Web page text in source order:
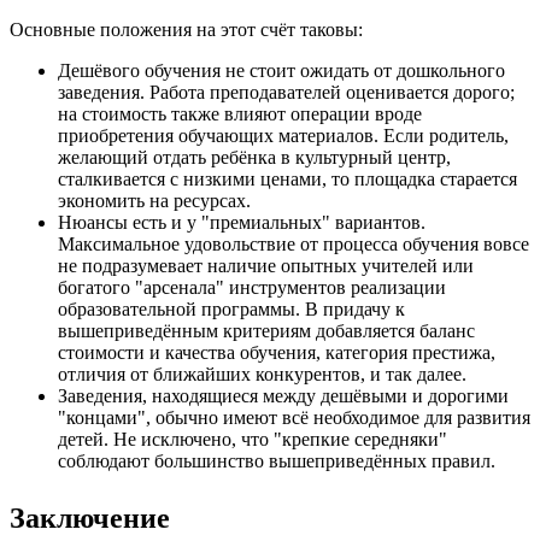
Основные положения на этот счёт таковы:
Дешёвого обучения не стоит ожидать от дошкольного
заведения. Работа преподавателей оценивается дорого;
на стоимость также влияют операции вроде
приобретения обучающих материалов. Если родитель,
желающий отдать ребёнка в культурный центр,
сталкивается с низкими ценами, то площадка старается
экономить на ресурсах.
Нюансы есть и у "премиальных" вариантов.
Максимальное удовольствие от процесса обучения вовсе
не подразумевает наличие опытных учителей или
богатого "арсенала" инструментов реализации
образовательной программы. В придачу к
вышеприведённым критериям добавляется баланс
стоимости и качества обучения, категория престижа,
отличия от ближайших конкурентов, и так далее.
Заведения, находящиеся между дешёвыми и дорогими
"концами", обычно имеют всё необходимое для развития
детей. Не исключено, что "крепкие середняки"
соблюдают большинство вышеприведённых правил.
Заключение